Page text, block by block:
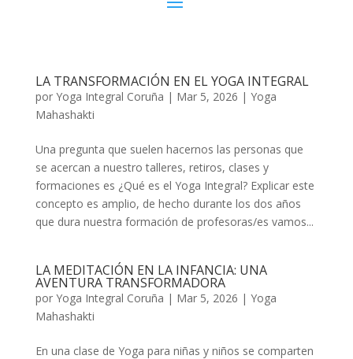
LA TRANSFORMACIÓN EN EL YOGA INTEGRAL
por Yoga Integral Coruña | Mar 5, 2026 | Yoga
Mahashakti
Una pregunta que suelen hacernos las personas que
se acercan a nuestro talleres, retiros, clases y
formaciones es ¿Qué es el Yoga Integral? Explicar este
concepto es amplio, de hecho durante los dos años
que dura nuestra formación de profesoras/es vamos...
LA MEDITACIÓN EN LA INFANCIA: UNA
AVENTURA TRANSFORMADORA
por Yoga Integral Coruña | Mar 5, 2026 | Yoga
Mahashakti
En una clase de Yoga para niñas y niños se comparten